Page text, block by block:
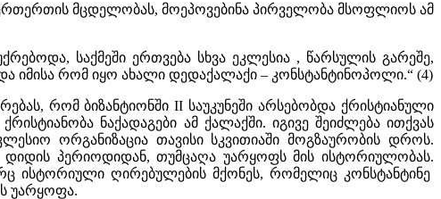
მცდელობას, მოეპოვებინა პირველობა მსოფლიოს ამ
საქმეში ერთვება სხვა ეკლესია , წარსულის გარეშე,
იმისა რომ იყო ახალი დედაქალაქი – კონსტანტინოპოლი.“ (4)
რომ ბიზანტიონში II საუკუნეში არსებობდა ქრისტიანული
ნაქადაგები ამ ქალაქში. იგივე შეიძლება ითქვას
ორგანიზაცია თავისი სკვითიაში მოგზაურობის დროს.
დიდის პერიოდიდან, თუმცაღა უარყოფს მის ისტორიულობას.
ისტორიული ღირებულების მქონეს, რომელიც კონსტანტინე
უარყოფა.